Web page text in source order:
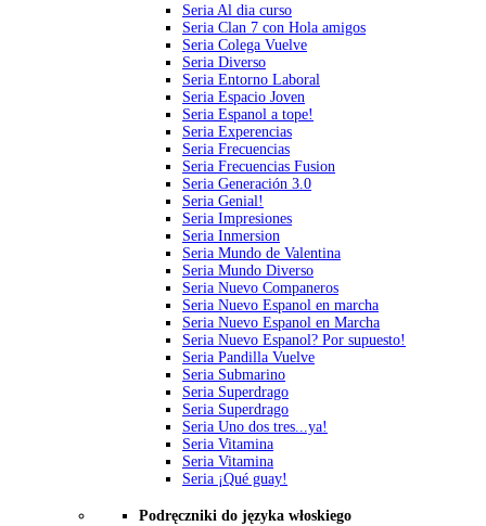
Seria Al dia curso
Seria Clan 7 con Hola amigos
Seria Colega Vuelve
Seria Diverso
Seria Entorno Laboral
Seria Espacio Joven
Seria Espanol a tope!
Seria Experencias
Seria Frecuencias
Seria Frecuencias Fusion
Seria Generación 3.0
Seria Genial!
Seria Impresiones
Seria Inmersion
Seria Mundo de Valentina
Seria Mundo Diverso
Seria Nuevo Companeros
Seria Nuevo Espanol en marcha
Seria Nuevo Espanol en Marcha
Seria Nuevo Espanol? Por supuesto!
Seria Pandilla Vuelve
Seria Submarino
Seria Superdrago
Seria Superdrago
Seria Uno dos tres...ya!
Seria Vitamina
Seria Vitamina
Seria ¡Qué guay!
Podręczniki do języka włoskiego